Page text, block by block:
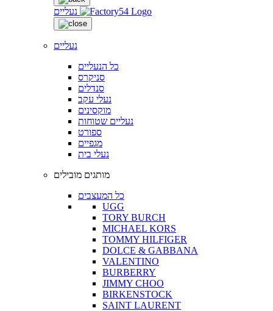
נעליים
נעליים
כל הנעליים
סניקרס
סנדלים
נעלי עקב
מוקסינים
נעליים שטוחות
ספורט
מגפיים
נעלי בית
מותגים מובילים
כל המעצבים
UGG
TORY BURCH
MICHAEL KORS
TOMMY HILFIGER
DOLCE & GABBANA
VALENTINO
BURBERRY
JIMMY CHOO
BIRKENSTOCK
SAINT LAURENT